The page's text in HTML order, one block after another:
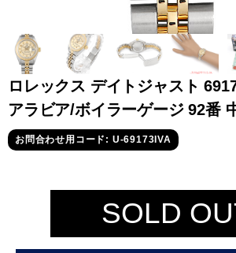
グランド
セイコー
オメガ
ロレックス デイトジャスト
アラビア/ボイラーゲージ 92番
お問合わせ用コード: U-69173IVA
SOLD